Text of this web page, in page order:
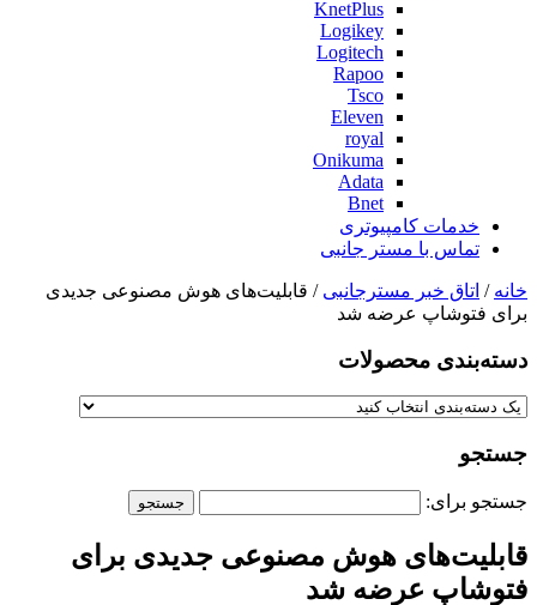
KnetPlus
Logikey
Logitech
Rapoo
Tsco
Eleven
royal
Onikuma
Adata
Bnet
خدمات کامپیوتری
تماس با مستر جانبی
خانه / اتاق خبر مسترجانبی / قابلیت‌های هوش مصنوعی جدیدی
برای فتوشاپ عرضه شد
دسته‌بندی‌ محصولات
جستجو
جستجو برای:
قابلیت‌های هوش مصنوعی جدیدی برای
فتوشاپ عرضه شد